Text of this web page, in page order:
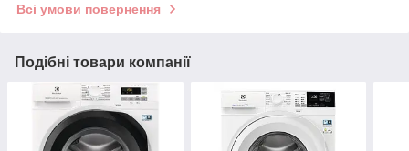
Всі умови повернення
Подібні товари компанії